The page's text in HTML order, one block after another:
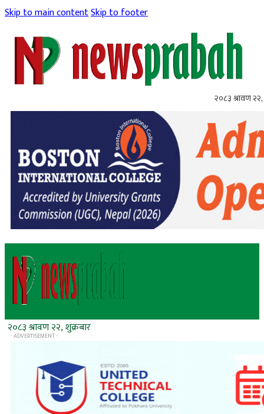
Skip to main contentSkip to footer
२०८३ श्रावण २२,
२०८३ श्रावण २२, शुक्रबार
- ADVERTISEMENT -